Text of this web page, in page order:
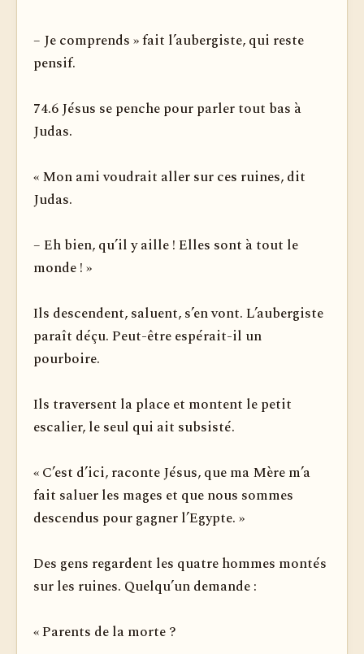
– Je comprends » fait l’aubergiste, qui reste
pensif.
74.6 Jésus se penche pour parler tout bas à
Judas.
« Mon ami voudrait aller sur ces ruines, dit
Judas.
– Eh bien, qu’il y aille ! Elles sont à tout le
monde ! »
Ils descendent, saluent, s’en vont. L’aubergiste
paraît déçu. Peut-être espérait-il un
pourboire.
Ils traversent la place et montent le petit
escalier, le seul qui ait subsisté.
« C’est d’ici, raconte Jésus, que ma Mère m’a
fait saluer les mages et que nous sommes
descendus pour gagner l’Egypte. »
Des gens regardent les quatre hommes montés
sur les ruines. Quelqu’un demande :
« Parents de la morte ?